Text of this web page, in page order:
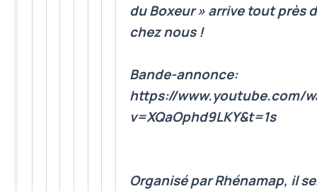
du Boxeur»arrive tout près
chez nous !
Bande-annonce:
https://www.youtube.com/
v=XQaOphd9LKY&t=1s
Organisé par Rhénamap, il